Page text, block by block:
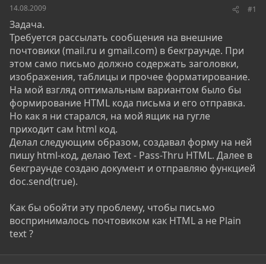
м
14.08.2009 #1
Задача.
Требуется рассылать сообщения на внешние
почтовики (mail.ru и gmail.com) в бекграунде. При
этом само письмо должно содержать заголовки,
изображения, таблицы и прочее форматирование.
На мой взгляд оптимальным вариантом было бы
формирование HTML кода письма и его отправка.
Но как я ни старался, на мой ящик на гугле
приходит сам html код.
Делал следующим образом, создавал форму на ней
пишу html-код, делаю Text - Pass-Thru HTML. Далее в
бекграунде создаю документ и отправляю функцией
doc.send(true).
Как бы обойти эту проблему, чтобы письмо
воспринималось почтовиком как HTML а не Plain
text ?